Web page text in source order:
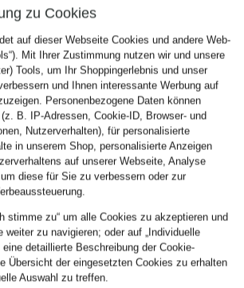
ENTDECKEN
zu Cookies
auf dieser Webseite Cookies und andere Web-
Mit Ihrer Zustimmung nutzen wir und unsere
Tools, um Ihr Shoppingerlebnis und unser
und Ihnen interessante Werbung auf
Personenbezogene Daten können
B. IP-Adressen, Cookie-ID, Browser- und
Nutzerverhalten), für personalisierte
in unserem Shop, personalisierte Anzeigen
auf unserer Webseite, Analyse
diese für Sie zu verbessern oder zur
stimme zu“ um alle Cookies zu akzeptieren und
weiter zu navigieren; oder auf „Individuelle
eine detaillierte Beschreibung der Cookie-
Übersicht der eingesetzten Cookies zu erhalten
Auswahl zu treffen.